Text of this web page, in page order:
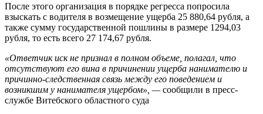
После этого организация в порядке регресса попросила
взыскать с водителя в возмещение ущерба 25 880,64 рубля, а
также сумму государственной пошлины в размере 1294,03
рубля, то есть всего 27 174,67 рубля.
«Ответчик иск не признал в полном объеме, полагал, что
отсутствуют его вина в причинении ущерба нанимателю и
причинно-следственная связь между его поведением и
возникшим у нанимателя ущербом», —сообщили в пресс-
службе Витебского областного суда